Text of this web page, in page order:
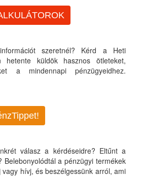
szeretnél? Kérd a Heti
hetente küldök hasznos ötleteket,
a mindennapi pénzügyeidhez.
válasz a kérdéseidre? Eltűnt a
Belebonyolódtál a pénzügyi termékek
hívj, és beszélgessünk arról, ami